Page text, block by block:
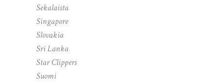
Sekalaista
Singapore
Slovakia
Sri Lanka
Star Clippers
Suomi